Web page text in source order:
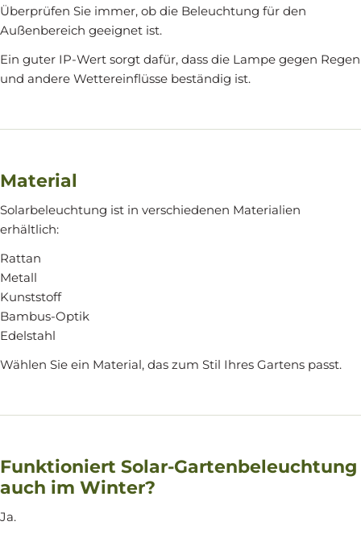
Überprüfen Sie immer, ob die Beleuchtung für den
Außenbereich geeignet ist.
Ein guter IP-Wert sorgt dafür, dass die Lampe gegen Regen
und andere Wettereinflüsse beständig ist.
Material
Solarbeleuchtung ist in verschiedenen Materialien
erhältlich:
Rattan
Metall
Kunststoff
Bambus-Optik
Edelstahl
Wählen Sie ein Material, das zum Stil Ihres Gartens passt.
Funktioniert Solar-Gartenbeleuchtung
auch im Winter?
Ja.